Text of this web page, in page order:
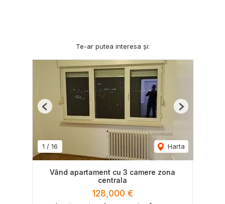
Te-ar putea interesa și:
1 / 16 Harta
Previous Next
Vând apartament cu 3 camere zona
centrala
128,000 €